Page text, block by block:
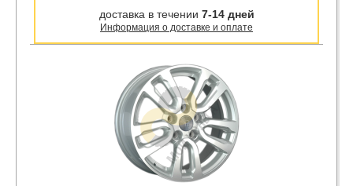
доставка в течении 7-14 дней
Информация о доставке и оплате